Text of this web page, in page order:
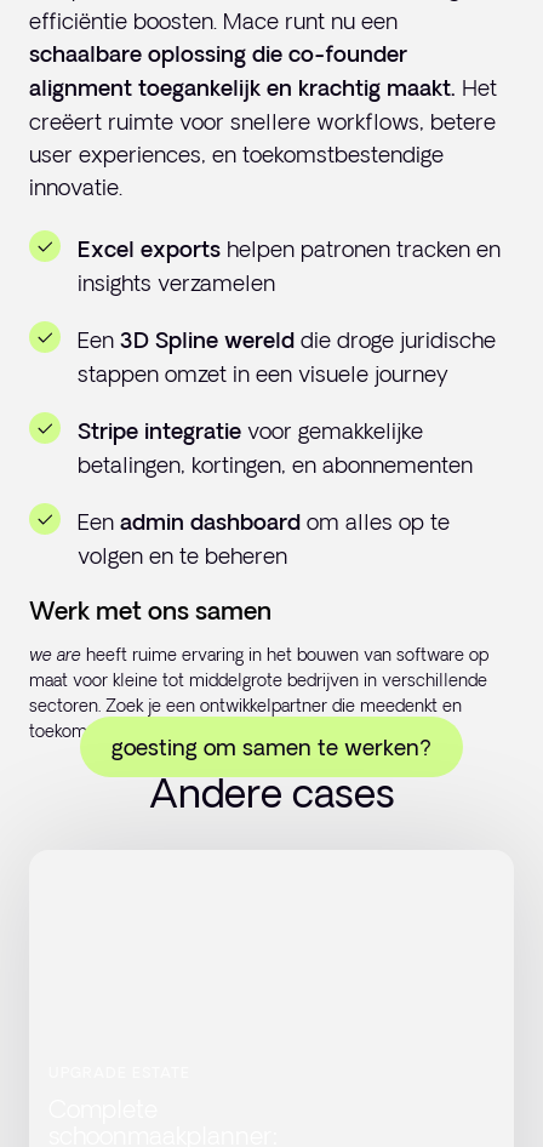
efficiëntie boosten. Mace runt nu een
schaalbare oplossing die co-founder
alignment toegankelijk en krachtig maakt. Het
creëert ruimte voor snellere workflows, betere
user experiences, en toekomstbestendige
innovatie.
Excel exports helpen patronen tracken en
insights verzamelen
Een 3D Spline wereld die droge juridische
stappen omzet in een visuele journey
Stripe integratie voor gemakkelijke
betalingen, kortingen, en abonnementen
Een admin dashboard om alles op te
volgen en te beheren
Werk met ons samen
we are heeft ruime ervaring in het bouwen van software op
maat voor kleine tot middelgrote bedrijven in verschillende
sectoren. Zoek je een ontwikkelpartner die meedenkt en
toekomstgericht werkt? Laat van je horen!
goesting om samen te werken?
Andere cases